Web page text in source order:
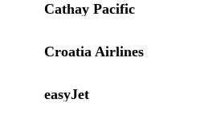
Cathay Pacific
Croatia Airlines
easyJet